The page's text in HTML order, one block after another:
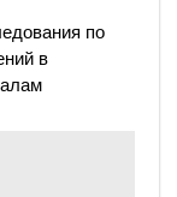
по
в